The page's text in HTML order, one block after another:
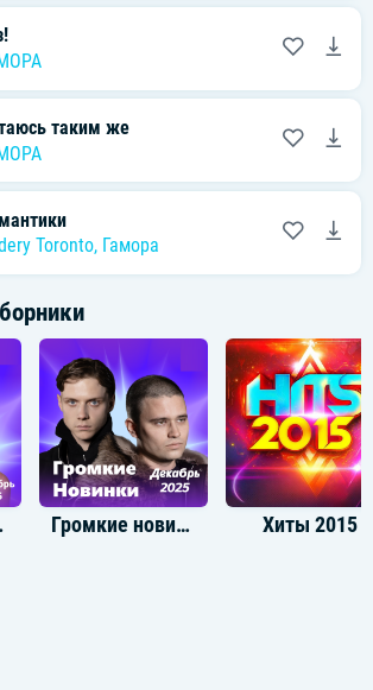
таким же
Toronto, Гамора
2025 Громкие новинки: Декабрь 2025 Хиты 2015